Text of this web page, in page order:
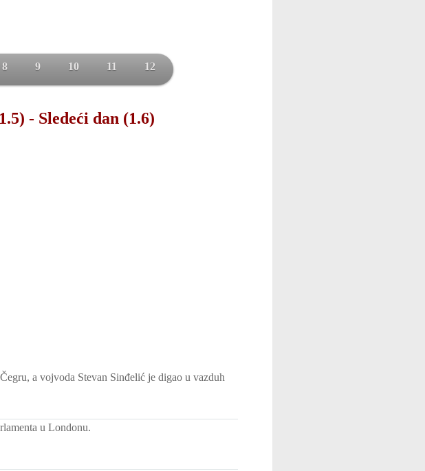
8 9 10 11 12
- Sledeći dan (1.6)
a vojvoda Stevan Sinđelić je digao u vazduh
u Londonu.